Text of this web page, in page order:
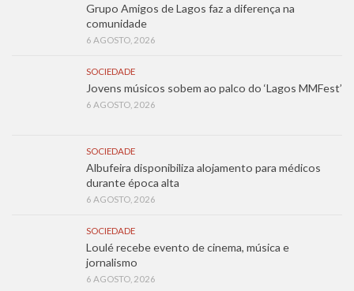
Grupo Amigos de Lagos faz a diferença na
comunidade
6 AGOSTO, 2026
SOCIEDADE
Jovens músicos sobem ao palco do ‘Lagos MMFest’
6 AGOSTO, 2026
SOCIEDADE
Albufeira disponibiliza alojamento para médicos
durante época alta
6 AGOSTO, 2026
SOCIEDADE
Loulé recebe evento de cinema, música e
jornalismo
6 AGOSTO, 2026